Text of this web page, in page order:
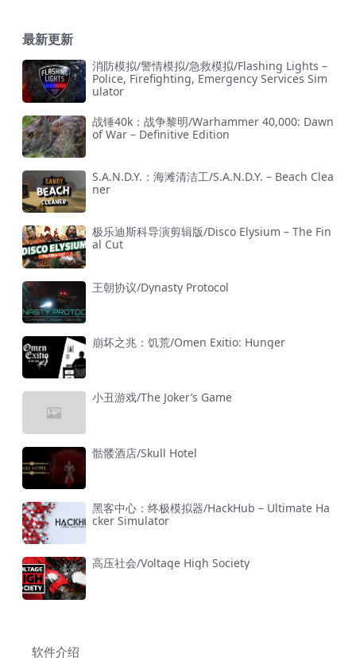
最新更新
消防模拟/警情模拟/急救模拟/Flashing Lights –
Police, Firefighting, Emergency Services Sim
ulator
战锤40k：战争黎明/Warhammer 40,000: Dawn
of War – Definitive Edition
S.A.N.D.Y.：海滩清洁工/S.A.N.D.Y. – Beach Clea
ner
极乐迪斯科导演剪辑版/Disco Elysium – The Fin
al Cut
王朝协议/Dynasty Protocol
崩坏之兆：饥荒/Omen Exitio: Hunger
小丑游戏/The Joker’s Game
骷髅酒店/Skull Hotel
黑客中心：终极模拟器/HackHub – Ultimate Ha
cker Simulator
高压社会/Voltage High Society
软件介绍